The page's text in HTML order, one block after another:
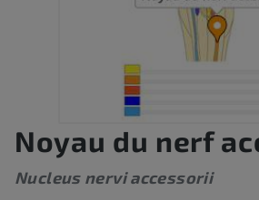
Noyau du nerf
Nucleus nervi accessorii